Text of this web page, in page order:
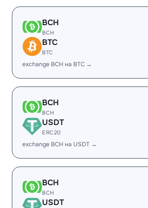
BCH
BCH
BTC
BTC
exchange BCH на BTC →
BCH
BCH
USDT
ERC20
exchange BCH на USDT →
BCH
BCH
USDT